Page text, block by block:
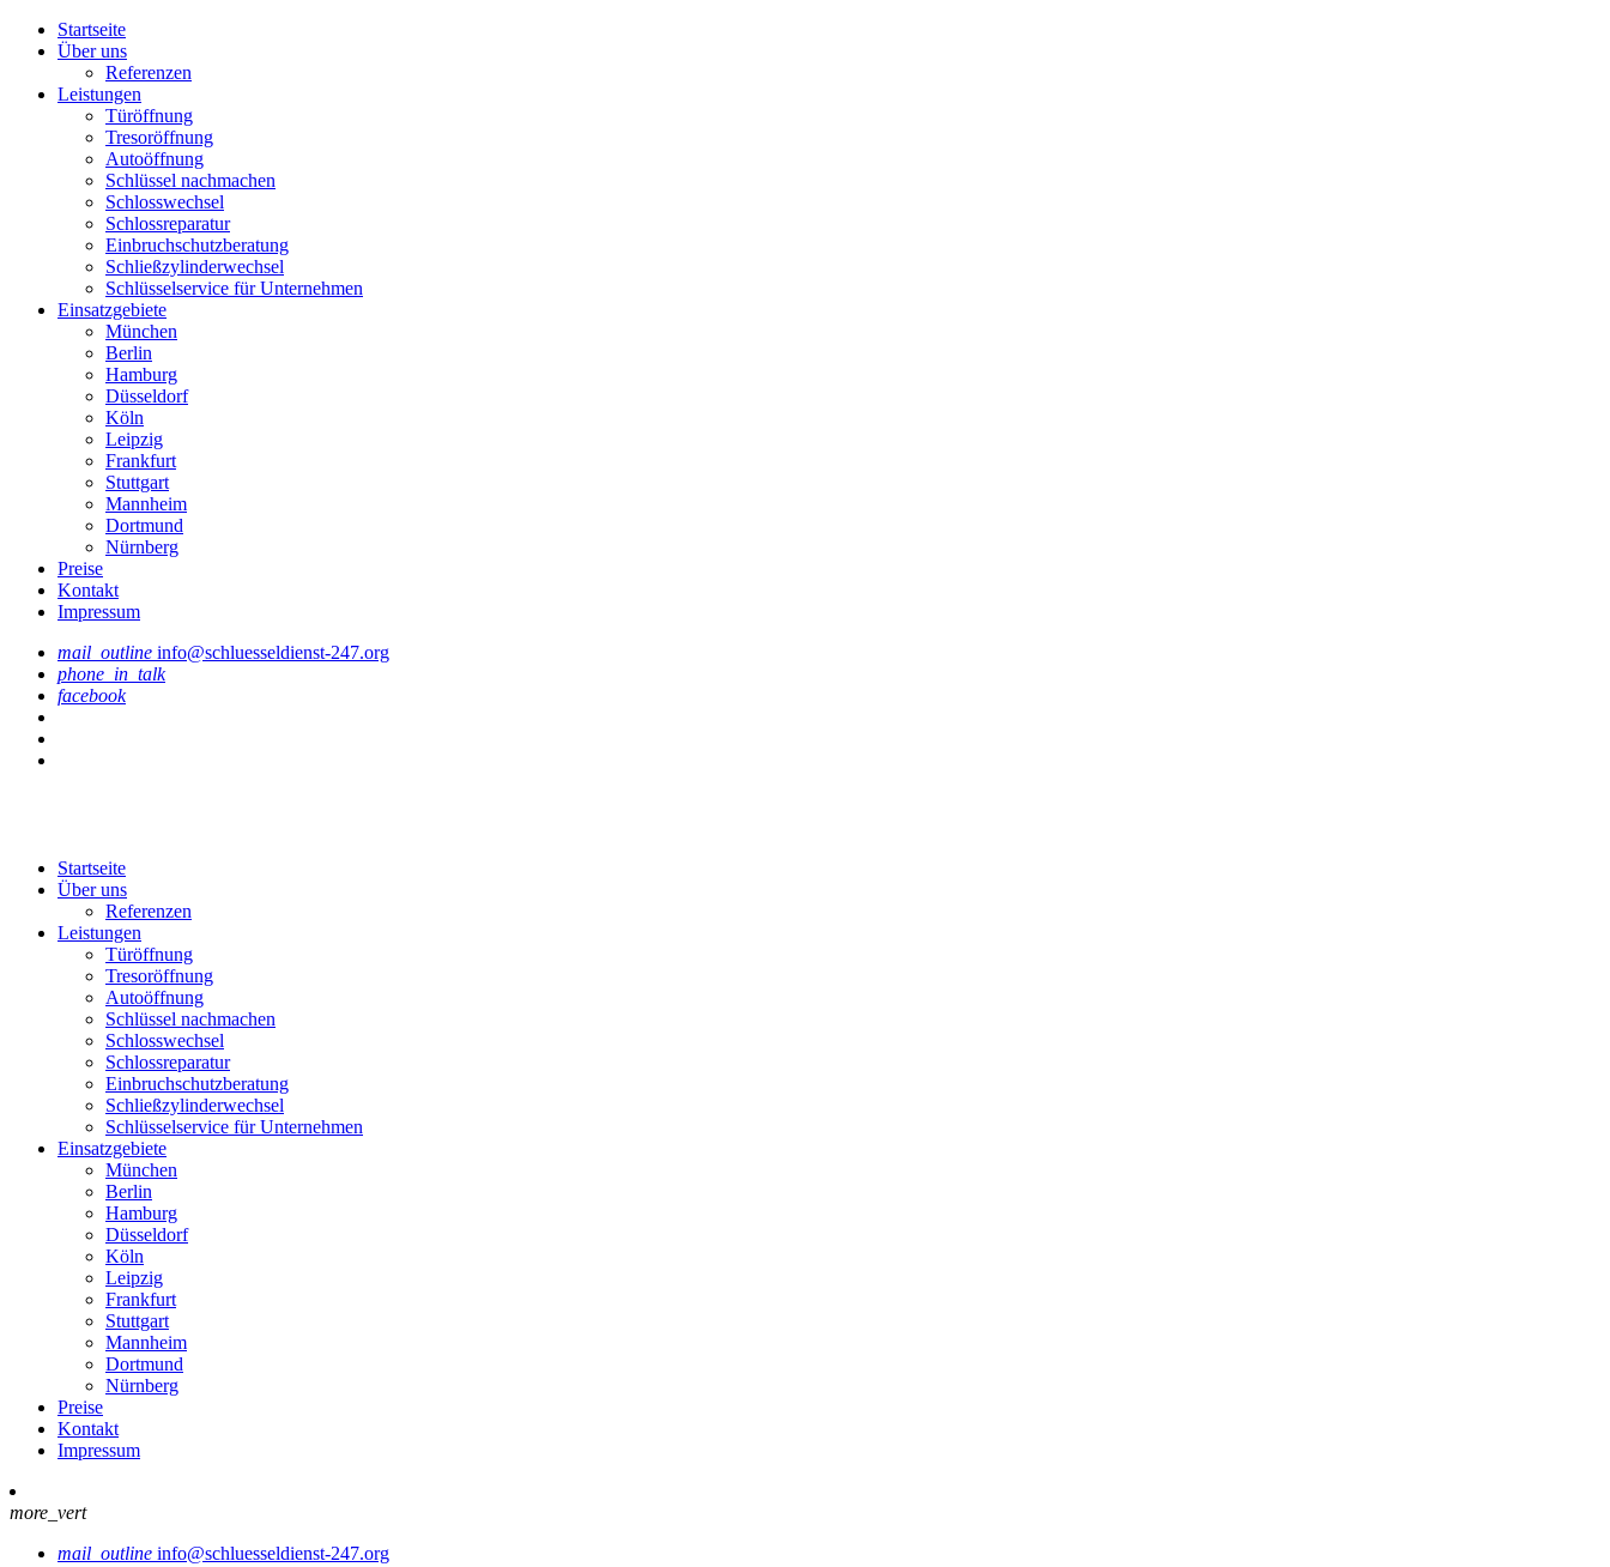
Startseite
Über uns
Referenzen
Leistungen
Türöffnung
Tresoröffnung
Аutoöffnung
Schlüssel nachmachen
Schlosswechsel
Schlossreparatur
Einbruchschutzberatung
Schließzylinderwechsel
Schlüsselservice für Unternehmen
Einsatzgebiete
München
Berlin
Hamburg
Düsseldorf
Köln
Leipzig
Frankfurt
Stuttgart
Mannheim
Dortmund
Nürnberg
Preise
Kontakt
Impressum
mail_outline info@schluesseldienst-247.org
phone_in_talk
facebook
Startseite
Über uns
Referenzen
Leistungen
Türöffnung
Tresoröffnung
Аutoöffnung
Schlüssel nachmachen
Schlosswechsel
Schlossreparatur
Einbruchschutzberatung
Schließzylinderwechsel
Schlüsselservice für Unternehmen
Einsatzgebiete
München
Berlin
Hamburg
Düsseldorf
Köln
Leipzig
Frankfurt
Stuttgart
Mannheim
Dortmund
Nürnberg
Preise
Kontakt
Impressum
more_vert
mail_outline info@schluesseldienst-247.org